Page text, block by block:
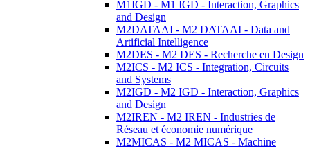
M1IGD - M1 IGD - Interaction, Graphics
and Design
M2DATAAI - M2 DATAAI - Data and
Artificial Intelligence
M2DES - M2 DES - Recherche en Design
M2ICS - M2 ICS - Integration, Circuits
and Systems
M2IGD - M2 IGD - Interaction, Graphics
and Design
M2IREN - M2 IREN - Industries de
Réseau et économie numérique
M2MICAS - M2 MICAS - Machine